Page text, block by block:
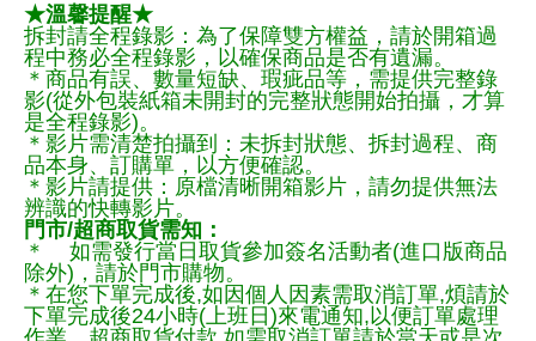
★溫馨提醒★
拆封請全程錄影：為了保障雙方權益，請於開箱過
程中務必全程錄影，以確保商品是否有遺漏。
＊商品有誤、數量短缺、瑕疵品等，需提供完整錄
影(從外包裝紙箱未開封的完整狀態開始拍攝，才算
是全程錄影)。
＊影片需清楚拍攝到：未拆封狀態、拆封過程、商
品本身、訂購單，以方便確認。
＊影片請提供：原檔清晰開箱影片，請勿提供無法
辨識的快轉影片。
門市/超商取貨需知：
＊ 如需發行當日取貨參加簽名活動者(進口版商品
除外)，請於門市購物。
＊在您下單完成後,如因個人因素需取消訂單,煩請於
下單完成後24小時(上班日)來電通知,以便訂單處理